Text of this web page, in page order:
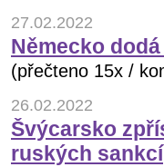
27.02.2022
Německo
(přečteno 15x /
26.02.2022
Švýcarsko
ruských sankcí